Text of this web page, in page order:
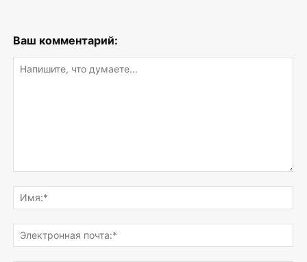
Ваш комментарий:
что
думаете...